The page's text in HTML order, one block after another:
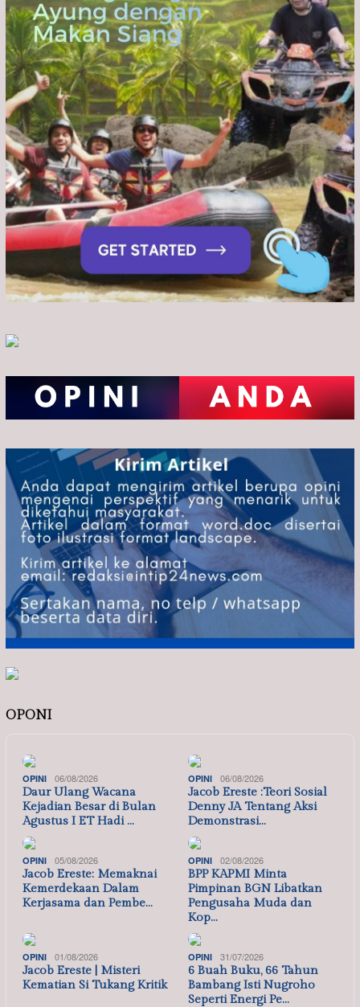
OPONI
OPINI 06/08/2026
Daur Ulang Wacana
Kejadian Besar di Bulan
Agustus I ET Hadi …
OPINI 06/08/2026
Jacob Ereste :Teori Sosial
Denny JA Tentang Aksi
Demonstrasi…
OPINI 05/08/2026
Jacob Ereste: Memaknai
Kemerdekaan Dalam
Kerjasama dan Pembe…
OPINI 02/08/2026
BPP KAPMI Minta
Pimpinan BGN Libatkan
Pengusaha Muda dan
Kop…
OPINI 01/08/2026
Jacob Ereste | Misteri
Kematian Si Tukang Kritik
OPINI 31/07/2026
6 Buah Buku, 66 Tahun
Bambang Isti Nugroho
Seperti Energi Pe…